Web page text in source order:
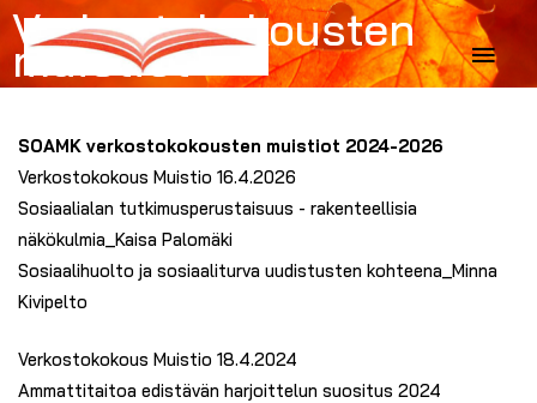
Siirry
sisältöön
Verkostokokousten
muistiot
SOAMK verkostokokousten muistiot 2024-2026
Verkostokokous Muistio 16.4.2026
Sosiaalialan tutkimusperustaisuus - rakenteellisia
näkökulmia_Kaisa Palomäki
Sosiaalihuolto ja sosiaaliturva uudistusten kohteena_Minna
Kivipelto
Verkostokokous Muistio 18.4.2024
Ammattitaitoa edistävän harjoittelun suositus 2024